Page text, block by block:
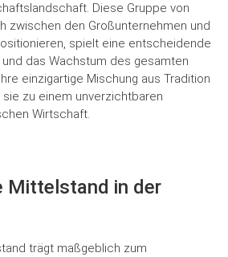
Diese Gruppe von
zwischen den Großunternehmen und
spielt eine entscheidende
das Wachstum des gesamten
einzigartige Mischung aus Tradition
zu einem unverzichtbaren
Wirtschaft.
Mittelstand in der
trägt maßgeblich zum